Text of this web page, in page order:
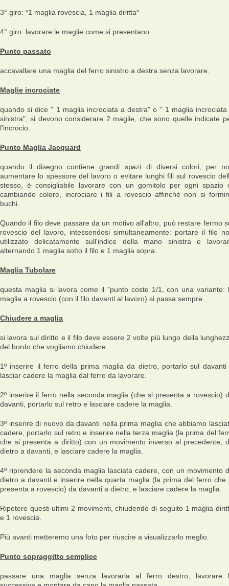
3° giro: *1 maglia rovescia, 1 maglia diritta*
4° giro: lavorare le maglie come si presentano.
Punto passato
accavallare una maglia del ferro sinistro a destra senza lavorare.
Maglie incrociate
quando si dice " 1 maglia incrociata a destra" o " 1 maglia incrociata
sinistra", si devono considerare 2 maglie, che sono quelle indicate
l'incrocio.
Punto Maglia Jacquard
quando il disegno contiene grandi spazi di diversi colori, per
aumentare lo spessore del lavoro o evitare lunghi fili sul rovescio
stesso, è consigliabile lavorare con un gomitolo per ogni spazio
cambiando colore, incrociare i fili a rovescio affinché non si
buchi.
Quando il filo deve passare da un motivo all'altro, può restare fermo
rovescio del lavoro, intessendosi simultaneamente: portare il filo
utilizzato delicatamente sull'indice della mano sinistra e
alternando 1 maglia sotto il filo e 1 maglia sopra.
Maglia Tubolare
questa maglia si lavora come il "punto coste 1/1, con una variante:
maglia a rovescio (con il filo davanti al lavoro) si passa sempre.
Chiudere a maglia
si lavora sul diritto e il filo deve essere 2 volte più lungo della
del bordo che vogliamo chiudere.
1º inserire il ferro della prima maglia da dietro, portarlo sul davanti
lasciar cadere la maglia dal ferro da lavorare.
2º inserire il ferro nella seconda maglia (che si presenta a rovescio)
davanti, portarlo sul retro e lasciare cadere la maglia.
3º inserire di nuovo da davanti nella prima maglia che abbiamo
cadere, portarlo sul retro e inserire nella terza maglia (la prima del
che si presenta a diritto) con un movimento inverso al precedente,
dietro a davanti, e lasciare cadere la maglia.
4º riprendere la seconda maglia lasciata cadere, con un movimento
dietro a davanti e inserire nella quarta maglia (la prima del ferro che
presenta a rovescio) da davanti a dietro, e lasciare cadere la maglia.
Ripetere questi ultimi 2 movimenti, chiudendo di seguito 1 maglia
e 1 rovescia.
Più avanti metteremo una foto per riuscire a visualizzarlo meglio.
Punto sopraggitto semplice
passare una maglia senza lavorarla al ferro destro, lavorare